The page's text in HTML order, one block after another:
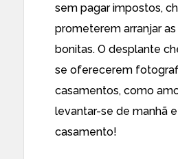
sem pagar impostos,
prometerem arranjar
bonitas. O desplante
se oferecerem
casamentos, como
levantar-se de manhã
casamento!